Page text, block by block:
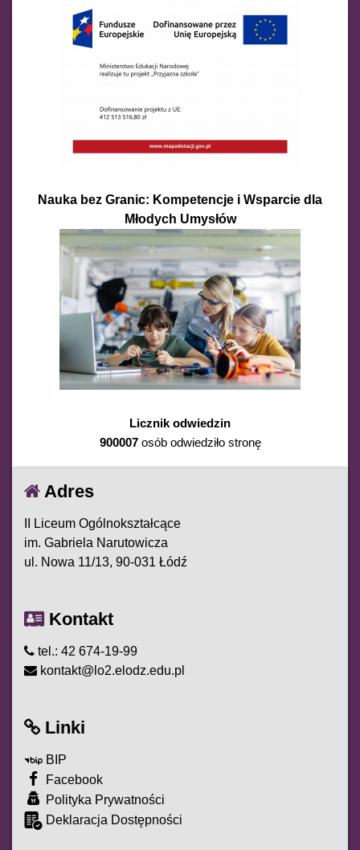
Nauka bez Granic: Kompetencje i Wsparcie dla
Młodych Umysłów
Licznik odwiedzin
900007osób odwiedziło stronę
Adres
II Liceum Ogólnokształcące
im. Gabriela Narutowicza
ul. Nowa 11/13, 90-031 Łódź
Kontakt
tel.: 42 674-19-99
kontakt@lo2.elodz.edu.pl
Linki
BIP
Facebook
Polityka Prywatności
Deklaracja Dostępności